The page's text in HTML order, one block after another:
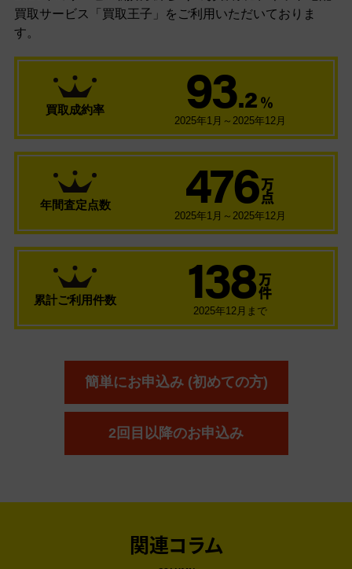
買取サービス「買取王子」をご利用いただいておりま
す。
買取成約率 93.2 ％
2025年1月～2025年12月
年間査定点数 476 万
点
2025年1月～2025年12月
累計ご利用件数 138 万
件
2025年12月まで
簡単にお申込み (初めての方)
2回目以降のお申込み
関連コラム